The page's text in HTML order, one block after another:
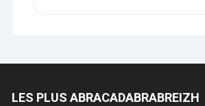
LES PLUS ABRACADABRABREIZH